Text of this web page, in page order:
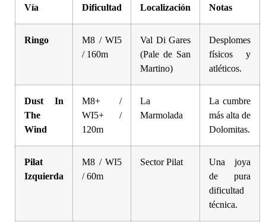
Vía Dificultad Localización Notas
Ringo
M8 / WI5
/ 160m
Val Di Gares
(Pale de San
Martino)
Desplomes
físicos y
atléticos.
Dust In
The
Wind
M8+ /
WI5+ /
120m
La
Marmolada
La cumbre
más alta de
Dolomitas.
Pilat
Izquierda
M8 / WI5
/ 60m
Sector Pilat
Una joya
de pura
dificultad
técnica.